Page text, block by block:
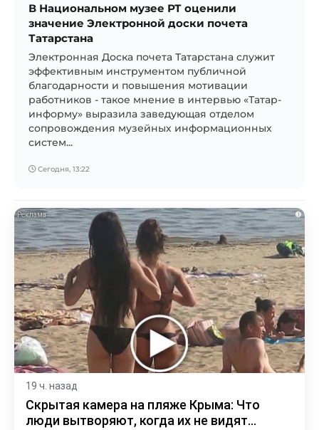
В Национальном музее РТ оценили
значение Электронной доски почета
Татарстана
Электронная Доска почета Татарстана служит
эффективным инструментом публичной
благодарности и повышения мотивации
работников - такое мнение в интервью «Татар-
информу» выразила заведующая отделом
сопровождения музейных информационных
систем...
Сегодня, 13:22
i
19 ч. назад
Скрытая камера на пляже Крыма: Что
люди вытворяют, когда их не видят...